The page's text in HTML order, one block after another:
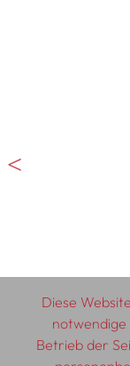
Diese
notwendige
Betrieb der